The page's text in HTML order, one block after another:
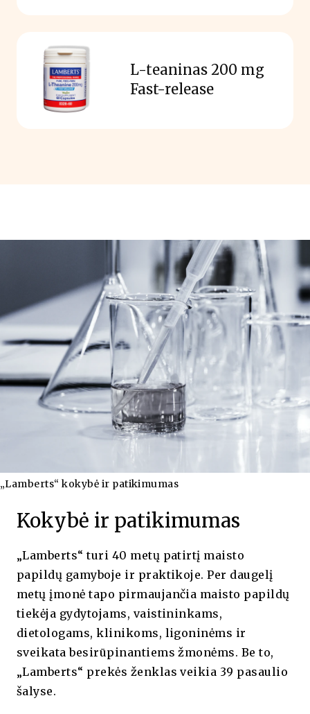
L-teaninas 200 mg
Fast-release
„Lamberts“ kokybė ir patikimumas
Kokybė ir patikimumas
„Lamberts“ turi 40 metų patirtį maisto
papildų gamyboje ir praktikoje. Per daugelį
metų įmonė tapo pirmaujančia maisto papildų
tiekėja gydytojams, vaistininkams,
dietologams, klinikoms, ligoninėms ir
sveikata besirūpinantiems žmonėms. Be to,
„Lamberts“ prekės ženklas veikia 39 pasaulio
šalyse.